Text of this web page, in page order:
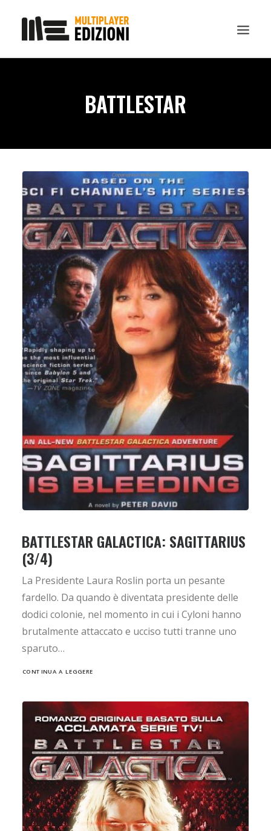
GADGET
NEWS
CONTATTI
CHI SIAMO
DOWNLOAD
RICERCA
BATTLESTAR
BATTLESTAR GALACTICA: SAGITTARIUS
(3/4)
La Presidente Laura Roslin porta un pesante
fardello. Da quando è diventata presidente delle
dodici colonie, nel momento in cui i Cyloni hanno
brutalmente attaccato e ucciso tutti tranne uno
sparuto…
CONTINUA A LEGGERE